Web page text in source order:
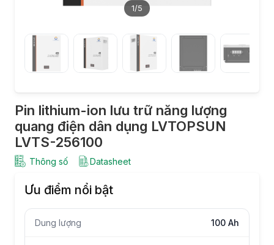
1/5
Pin lithium-ion lưu trữ năng lượng
quang điện dân dụng LVTOPSUN
LVTS-256100
Thông số Datasheet
Ưu điểm nổi bật
Dung lượng 100 Ah